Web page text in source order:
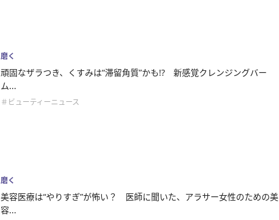
磨く
頑固なザラつき、くすみは“滞留角質”かも!? 新感覚クレンジングバー
ム...
＃ビューティーニュース
磨く
美容医療は“やりすぎ”が怖い？ 医師に聞いた、アラサー女性のための美
容...